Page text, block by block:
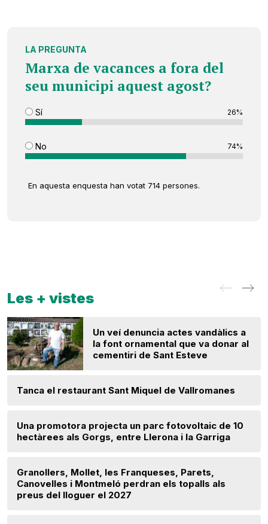
LA PREGUNTA
Marxa de vacances a fora del
seu municipi aquest agost?
Sí 26%
No 74%
En aquesta enquesta han votat 714 persones.
Les + vistes
Un veí denuncia actes vandàlics a
la font ornamental que va donar al
cementiri de Sant Esteve
Tanca el restaurant Sant Miquel de Vallromanes
Una promotora projecta un parc fotovoltaic de 10
hectàrees als Gorgs, entre Llerona i la Garriga
Granollers, Mollet, les Franqueses, Parets,
Canovelles i Montmeló perdran els topalls als
preus del lloguer el 2027